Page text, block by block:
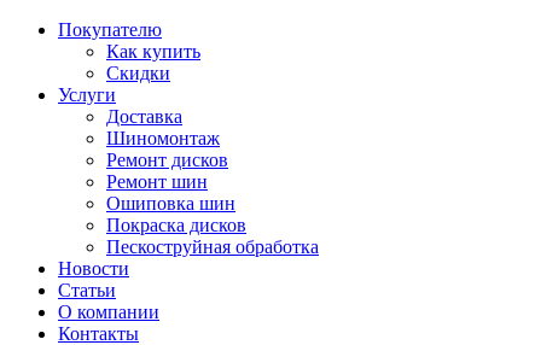
Покупателю
Как купить
Скидки
Услуги
Доставка
Шиномонтаж
Ремонт дисков
Ремонт шин
Ошиповка шин
Покраска дисков
Пескоструйная обработка
Новости
Статьи
О компании
Контакты